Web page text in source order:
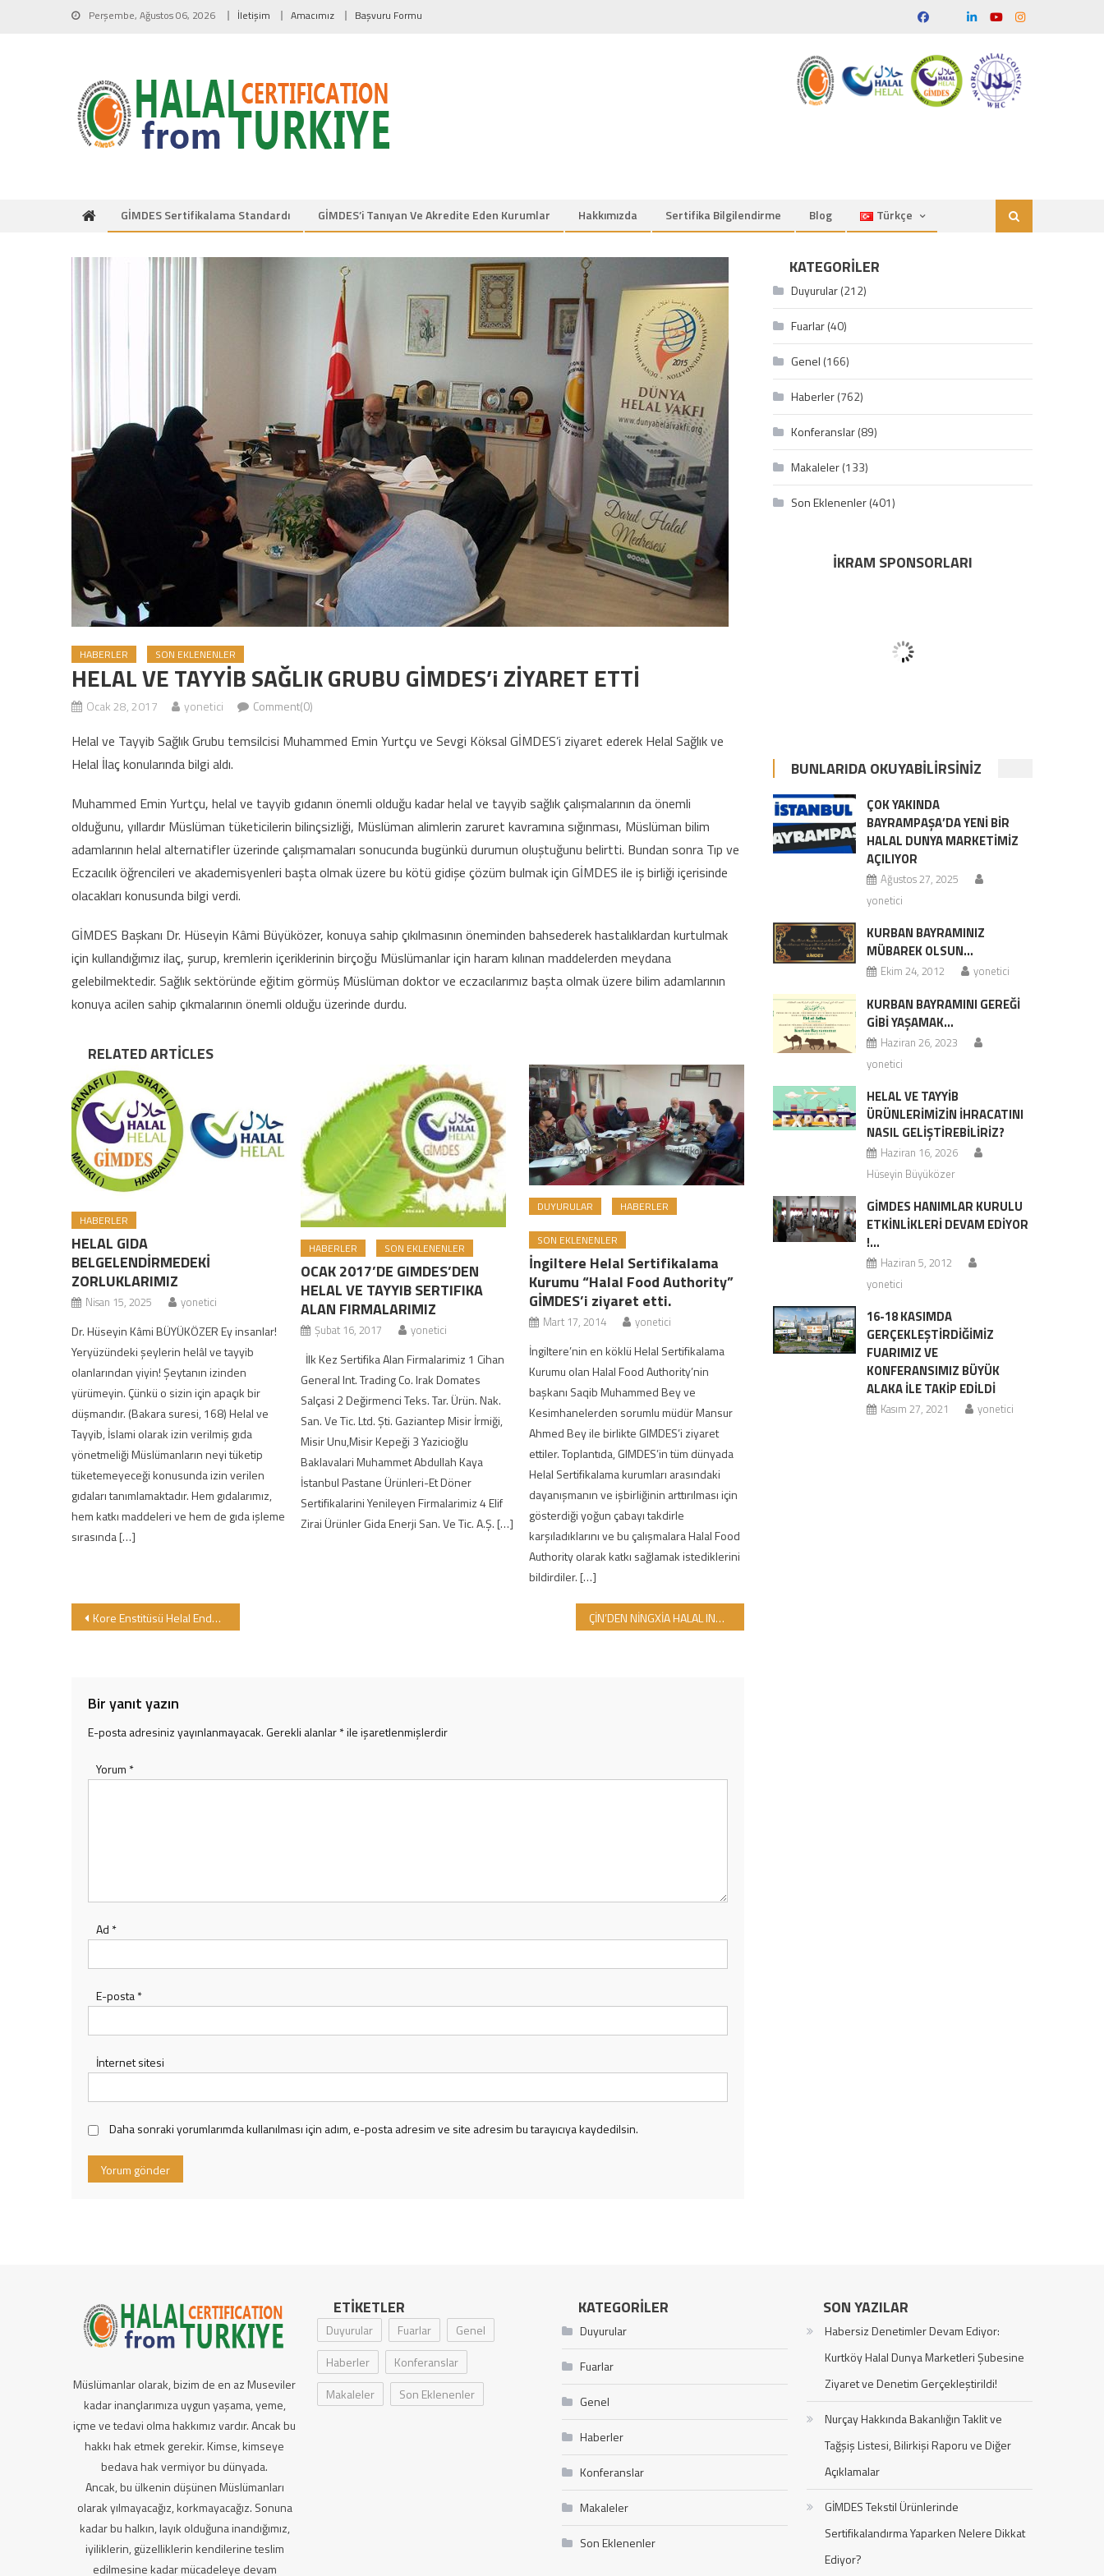
Skip to content Perşembe, Ağustos 06, 2026 İletişim Amacımız Başvuru Formu
GİMDES Sertifikalama Standardı GİMDES’i Tanıyan Ve Akredite Eden Kurumlar Hakkımızda Sertifika Bilgilendirme Blog Türkçe
HABERLER SON EKLENENLER
HELAL VE TAYYİB SAĞLIK GRUBU GİMDES’i ZİYARET ETTİ
Ocak 28, 2017 yonetici Comment(0)
Helal ve Tayyib Sağlık Grubu temsilcisi Muhammed Emin Yurtçu ve Sevgi Köksal GİMDES’i ziyaret ederek Helal Sağlık ve
Helal İlaç konularında bilgi aldı.
Muhammed Emin Yurtçu, helal ve tayyib gıdanın önemli olduğu kadar helal ve tayyib sağlık çalışmalarının da önemli
olduğunu, yıllardır Müslüman tüketicilerin bilinçsizliği, Müslüman alimlerin zaruret kavramına sığınması, Müslüman bilim
adamlarının helal alternatifler üzerinde çalışmamaları sonucunda bugünkü durumun oluştuğunu belirtti. Bundan sonra Tıp ve
Eczacılık öğrencileri ve akademisyenleri başta olmak üzere bu kötü gidişe çözüm bulmak için GİMDES ile iş birliği içerisinde
olacakları konusunda bilgi verdi.
GİMDES Başkanı Dr. Hüseyin Kâmi Büyüközer, konuya sahip çıkılmasının öneminden bahsederek hastalıklardan kurtulmak
için kullandığımız ilaç, şurup, kremlerin içeriklerinin birçoğu Müslümanlar için haram kılınan maddelerden meydana
gelebilmektedir. Sağlık sektöründe eğitim görmüş Müslüman doktor ve eczacılarımız başta olmak üzere bilim adamlarının
konuya acilen sahip çıkmalarının önemli olduğu üzerinde durdu.
RELATED ARTICLES
HABERLER
HELAL GIDA
BELGELENDİRMEDEKİ
ZORLUKLARIMIZ
Nisan 15, 2025 yonetici
Dr. Hüseyin Kâmi BÜYÜKÖZER Ey insanlar!
Yeryüzündeki şeylerin helâl ve tayyib
olanlarından yiyin! Şeytanın izinden
yürümeyin. Çünkü o sizin için apaçık bir
düşmandır. (Bakara suresi, 168) Helal ve
Tayyib, İslami olarak izin verilmiş gıda
yönetmeliği Müslümanların neyi tüketip
tüketemeyeceği konusunda izin verilen
gıdaları tanımlamaktadır. Hem gıdalarımız,
hem katkı maddeleri ve hem de gıda işleme
sırasında […]
HABERLER SON EKLENENLER
OCAK 2017’DE GIMDES’DEN
HELAL VE TAYYIB SERTIFIKA
ALAN FIRMALARIMIZ
Şubat 16, 2017 yonetici
İlk Kez Sertifika Alan Firmalarimiz 1 Cihan
General Int. Trading Co. Irak Domates
Salçasi 2 Değirmenci Teks. Tar. Ürün. Nak.
San. Ve Tic. Ltd. Şti. Gaziantep Misir İrmiği,
Misir Unu,Misir Kepeği 3 Yazicioğlu
Baklavalari Muhammet Abdullah Kaya
İstanbul Pastane Ürünleri-Et Döner
Sertifikalarini Yenileyen Firmalarimiz 4 Elif
Zirai Ürünler Gida Enerji San. Ve Tic. A.Ş. […]
DUYURULAR HABERLER
SON EKLENENLER
İngiltere Helal Sertifikalama
Kurumu “Halal Food Authority”
GİMDES’i ziyaret etti.
Mart 17, 2014 yonetici
İngiltere’nin en köklü Helal Sertifikalama
Kurumu olan Halal Food Authority’nin
başkanı Saqib Muhammed Bey ve
Kesimhanelerden sorumlu müdür Mansur
Ahmed Bey ile birlikte GIMDES’i ziyaret
ettiler. Toplantıda, GIMDES’in tüm dünyada
Helal Sertifikalama kurumları arasındaki
dayanışmanın ve işbirliğinin arttırılması için
gösterdiği yoğun çabayı takdirle
karşıladıklarını ve bu çalışmalara Halal Food
Authority olarak katkı sağlamak istediklerini
bildirdiler. […]
Yazı gezinmesi
Kore Enstitüsü Helal Endüstrisi Genel Müdürü GİMDES’i ziyaret etti. ÇİN’DEN NİNGXİA HALAL INSTİTUTE HEYETİ GİMDES’İ ZİYARET ETTİ…
Bir yanıt yazın
E-posta adresiniz yayınlanmayacak.Gerekli alanlar*ile işaretlenmişlerdir
Yorum *
Ad *
E-posta*
İnternet sitesi
Daha sonraki yorumlarımda kullanılması için adım, e-posta adresim ve site adresim bu tarayıcıya kaydedilsin.
KATEGORILER
Duyurular(212)
Fuarlar(40)
Genel (166)
Haberler(762)
Konferanslar(89)
Makaleler(133)
Son Eklenenler(401)
İKRAM SPONSORLARI
BUNLARIDA OKUYABILIRSINIZ
ÇOK YAKINDA
BAYRAMPAŞA’DA YENİ BİR
HALAL DUNYA MARKETİMİZ
AÇILIYOR
Ağustos 27, 2025
yonetici
KURBAN BAYRAMINIZ
MÜBAREK OLSUN…
Ekim 24, 2012 yonetici
KURBAN BAYRAMINI GEREĞİ
GİBİ YAŞAMAK…
Haziran 26, 2023
yonetici
HELAL VE TAYYİB
ÜRÜNLERİMİZİN İHRACATINI
NASIL GELİŞTİREBİLİRİZ?
Haziran 16, 2026
Hüseyin Büyüközer
GİMDES HANIMLAR KURULU
ETKİNLİKLERİ DEVAM EDİYOR
!…
Haziran 5, 2012
yonetici
16-18 KASIMDA
GERÇEKLEŞTİRDİĞİMİZ
FUARIMIZ VE
KONFERANSIMIZ BÜYÜK
ALAKA İLE TAKİP EDİLDİ
Kasım 27, 2021 yonetici
Müslümanlar olarak, bizim de en az Museviler
kadar inançlarımıza uygun yaşama, yeme,
içme ve tedavi olma hakkımız vardır. Ancak bu
hakkı hak etmek gerekir. Kimse, kimseye
bedava hak vermiyor bu dünyada.
Ancak, bu ülkenin düşünen Müslümanları
olarak yılmayacağız, korkmayacağız. Sonuna
kadar bu halkın, layık olduğuna inandığımız,
iyiliklerin, güzelliklerin kendilerine teslim
edilmesine kadar mücadeleye devam
ETIKETLER
Duyurular Fuarlar
Genel
Haberler
Konferanslar
Makaleler
Son Eklenenler
KATEGORILER
Duyurular
Fuarlar
Genel
Haberler
Konferanslar
Makaleler
Son Eklenenler
SON YAZILAR
Habersiz Denetimler Devam Ediyor:
Kurtköy Halal Dunya Marketleri Şubesine
Ziyaret ve Denetim Gerçekleştirildi!
Nurçay Hakkında Bakanlığın Taklit ve
Tağşiş Listesi, Bilirkişi Raporu ve Diğer
Açıklamalar
GİMDES Tekstil Ürünlerinde
Sertifikalandırma Yaparken Nelere Dikkat
Ediyor?